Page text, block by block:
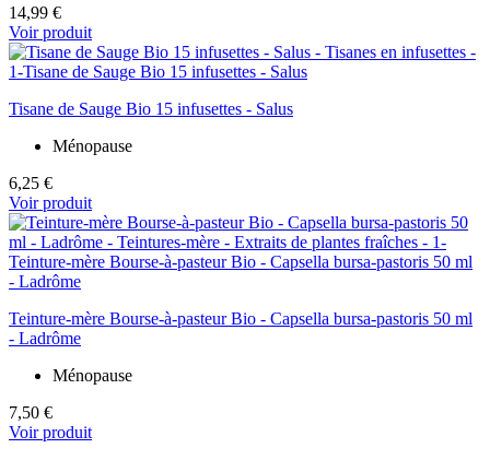
14,99 €
Voir produit
Tisane de Sauge Bio 15 infusettes - Salus
Ménopause
6,25 €
Voir produit
Teinture-mère Bourse-à-pasteur Bio - Capsella bursa-pastoris 50 ml
- Ladrôme
Ménopause
7,50 €
Voir produit